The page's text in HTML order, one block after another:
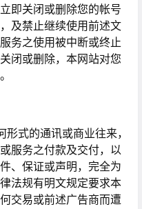
即关闭或删除您的帐号
及禁止继续使用前述文
务之使用被中断或终止
闭或删除，本网站对您
式的通讯或商业往来，
服务之付款及交付，以
、保证或声明，完全为
法规有明文规定要求本
交易或前述广告商而遭